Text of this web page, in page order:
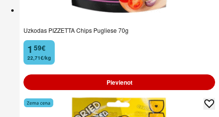
Uzkodas PIZZETTA Chips Pugliese 70g
1
. 59€
22,71€/kg
Pievienot